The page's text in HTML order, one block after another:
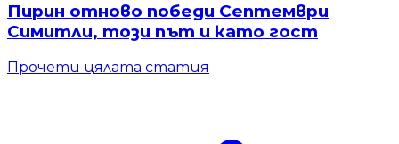
Пирин отново победи Септември
Симитли, този път и като гост
Прочети цялата статия